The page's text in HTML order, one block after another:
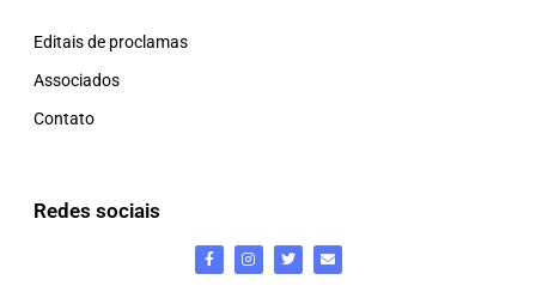
Editais de proclamas
Associados
Contato
Redes sociais